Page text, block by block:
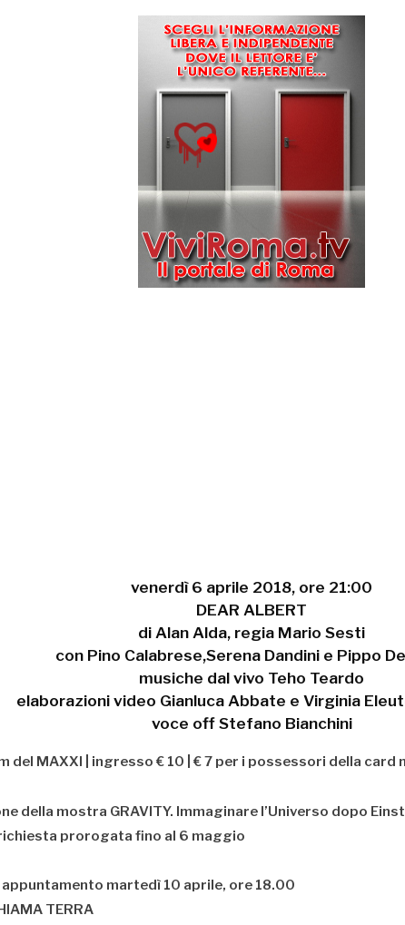
venerdì 6 aprile 2018, ore 21:00
DEAR ALBERT
di Alan Alda, regia Mario Sesti
con Pino Calabrese,Serena Dandini e Pippo
musiche dal vivo Teho Teardo
elaborazioni video Gianluca Abbate e Virginia
voce off Stefano Bianchini
del MAXXI | ingresso € 10 | € 7 per i possessori della card
della mostra GRAVITY. Immaginare l’Universo dopo
prorogata fino al 6 maggio
martedì 10 aprile, ore 18.00
TERRA